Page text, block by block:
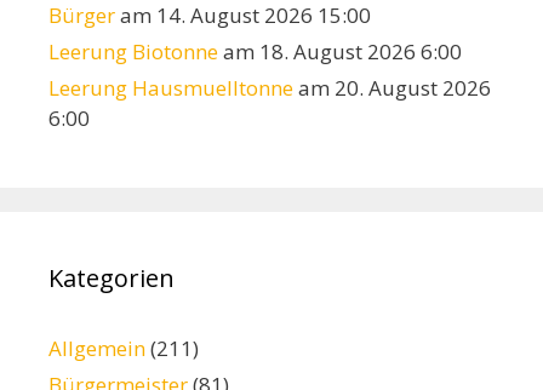
Bürgeram 14. August 2026 15:00
Leerung Biotonneam 18. August 2026 6:00
Leerung Hausmuelltonneam 20. August 2026
6:00
Kategorien
Allgemein(211)